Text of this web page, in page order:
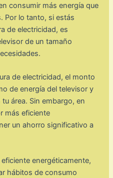
consumir más energía que
Por lo tanto, si estás
de electricidad, es
de un tamaño
de electricidad, el monto
de energía del televisor y
área. Sin embargo, en
más eficiente
un ahorro significativo a
energéticamente,
hábitos de consumo